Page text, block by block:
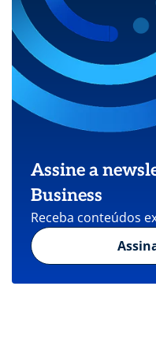
Assine a
Business
Receba conteúdos